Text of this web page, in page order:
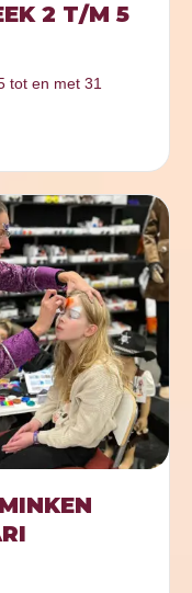
2 T/M 5
tot en met 31